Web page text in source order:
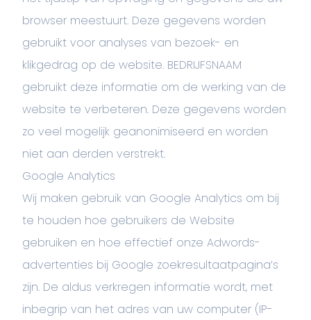
browser meestuurt. Deze gegevens worden
gebruikt voor analyses van bezoek- en
klikgedrag op de website. BEDRIJFSNAAM
gebruikt deze informatie om de werking van de
website te verbeteren. Deze gegevens worden
zo veel mogelijk geanonimiseerd en worden
niet aan derden verstrekt.
Google Analytics
Wij maken gebruik van Google Analytics om bij
te houden hoe gebruikers de Website
gebruiken en hoe effectief onze Adwords-
advertenties bij Google zoekresultaatpagina’s
zijn. De aldus verkregen informatie wordt, met
inbegrip van het adres van uw computer (IP-